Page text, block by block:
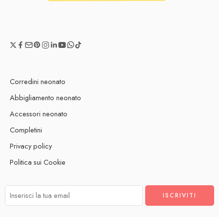
Corredini neonato
Abbigliamento neonato
Accessori neonato
Completini
Privacy policy
Politica sui Cookie